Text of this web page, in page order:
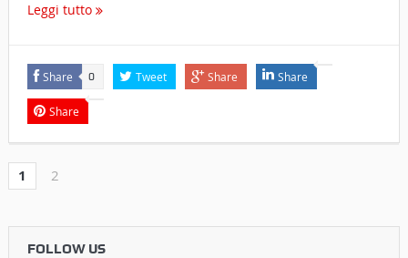
Leggi tutto
Share 0 Tweet Share Share
Share
1 2
FOLLOW US